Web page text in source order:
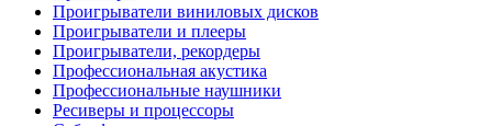
Проигрыватели виниловых дисков
Проигрыватели и плееры
Проигрыватели, рекордеры
Профессиональная акустика
Профессиональные наушники
Ресиверы и процессоры